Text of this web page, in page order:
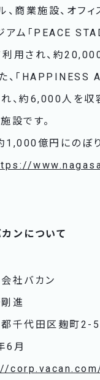
、商業施設、オ
ジアム「PEACE
用され、約
、「HAPPINESS
、約6,000人を収
設です。
億円にのぼり
ンについて
社バカン
進
都千代田区麹町
6月